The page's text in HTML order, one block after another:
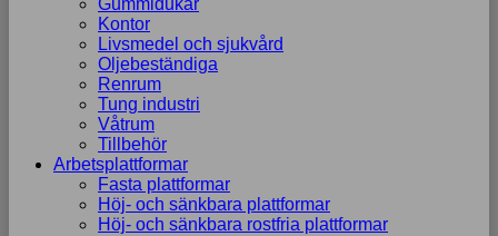
Gummidukar
Kontor
Livsmedel och sjukvård
Oljebeständiga
Renrum
Tung industri
Våtrum
Tillbehör
Arbetsplattformar
Fasta plattformar
Höj- och sänkbara plattformar
Höj- och sänkbara rostfria plattformar